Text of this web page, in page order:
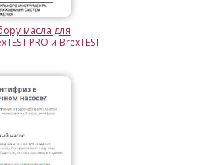
масла для
PRO и BrexTEST